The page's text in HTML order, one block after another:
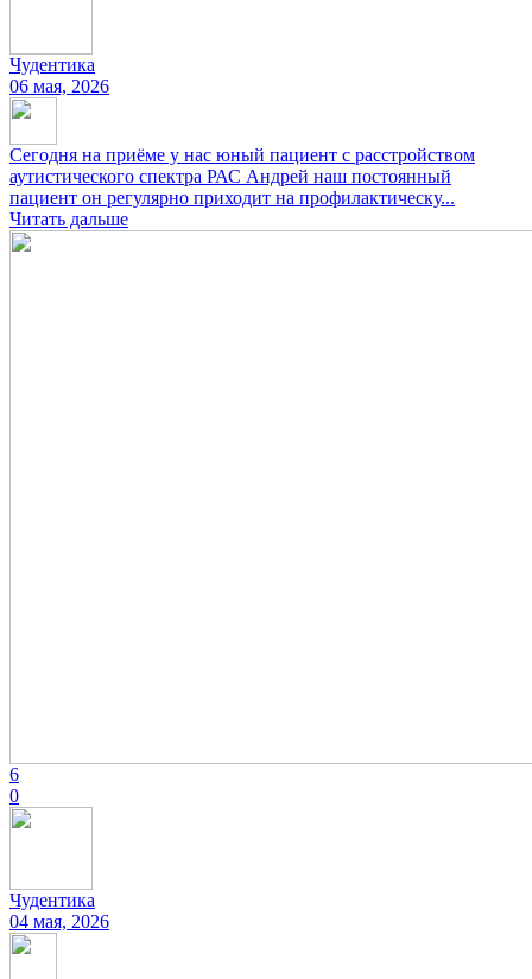
Чудентика
06 мая, 2026
Сегодня на приёме у нас юный пациент с расстройством
аутистического спектра РАС Андрей наш постоянный
пациент он регулярно приходит на профилактическу...
Читать дальше
6
0
Чудентика
04 мая, 2026